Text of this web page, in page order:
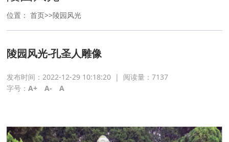
位置：首页>>陵园风光
陵园风光-孔圣人雕像
发布时间：2022-12-29 10:18:20 | 阅读量：7137
字号：A+ A- A